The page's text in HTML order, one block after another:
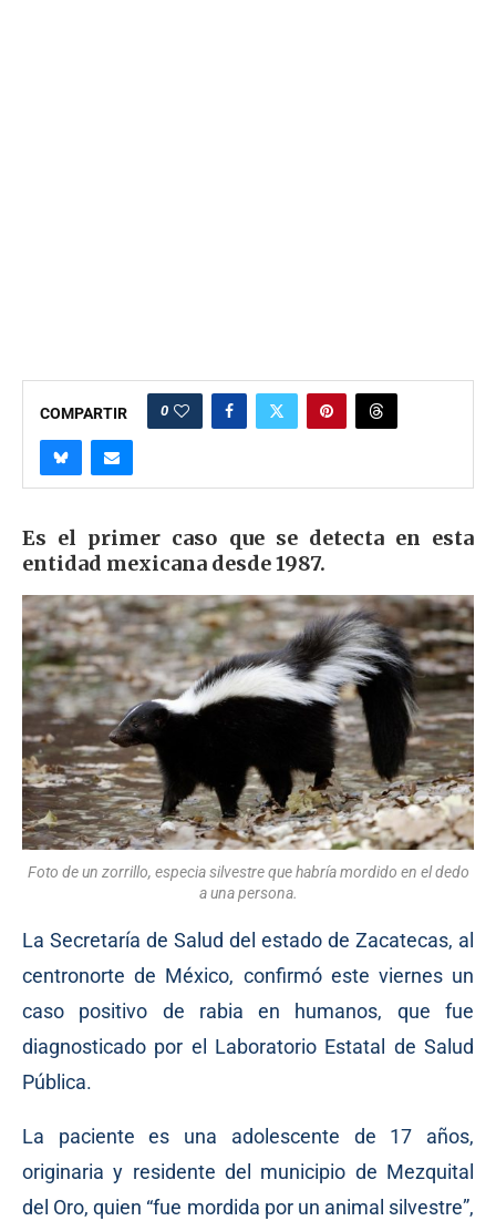
COMPARTIR 0
Es el primer caso que se detecta en esta
entidad mexicana desde 1987.
Foto de un zorrillo, especia silvestre que habría mordido en el dedo
a una persona.
La Secretaría de Salud del estado de Zacatecas, al
centronorte de México, confirmó este viernes un
caso positivo de rabia en humanos, que fue
diagnosticado por el Laboratorio Estatal de Salud
Pública.
La paciente es una adolescente de 17 años,
originaria y residente del municipio de Mezquital
del Oro, quien “fue mordida por un animal silvestre”,